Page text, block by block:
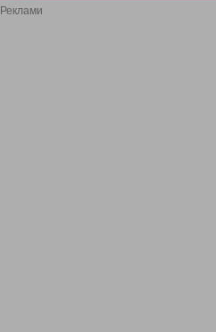
Реклами